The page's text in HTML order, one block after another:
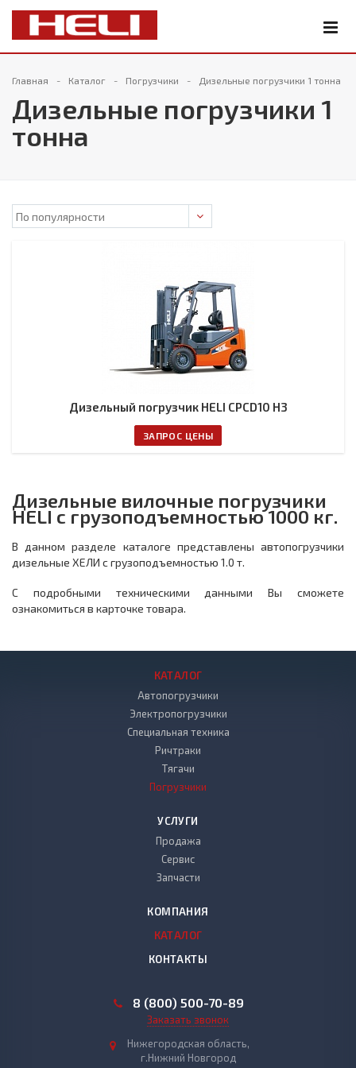
Главная Каталог Погрузчики Дизельные погрузчики 1 тонна
Дизельные погрузчики 1
тонна
Дизельный погрузчик HELI CPCD10 H3
ЗАПРОС ЦЕНЫ
Дизельные вилочные погрузчики
HELI с грузоподъемностью 1000 кг.
В данном разделе каталоге представлены автопогрузчики
дизельные ХЕЛИ с грузоподъемностью 1.0 т.
С подробными техническими данными Вы сможете
ознакомиться в карточке товара.
КАТАЛОГ
Автопогрузчики
Электропогрузчики
Специальная техника
Ричтраки
Тягачи
Погрузчики
УСЛУГИ
Продажа
Сервис
Запчасти
КОМПАНИЯ
КАТАЛОГ
КОНТАКТЫ
8 (800) 500-70-89
Заказать звонок
Нижегородская область,
г.Нижний Новгород